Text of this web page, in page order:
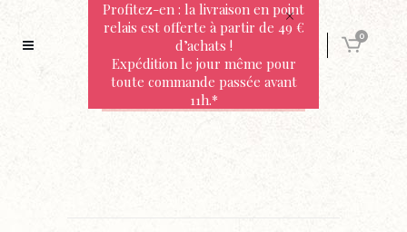
0
Profitez-en : la livraison en point
relais est offerte à partir de 49 €
d’achats !
Expédition le jour même pour
toute commande passée avant
11h.*